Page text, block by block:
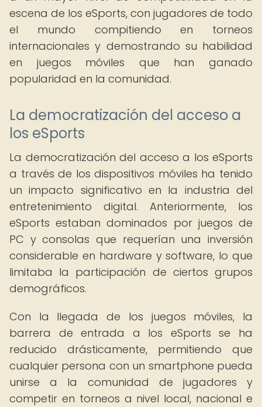
escena de los eSports, con jugadores de todo
el mundo compitiendo en torneos
internacionales y demostrando su habilidad
en juegos móviles que han ganado
popularidad en la comunidad.
La democratización del acceso a
los eSports
La democratización del acceso a los eSports
a través de los dispositivos móviles ha tenido
un impacto significativo en la industria del
entretenimiento digital. Anteriormente, los
eSports estaban dominados por juegos de
PC y consolas que requerían una inversión
considerable en hardware y software, lo que
limitaba la participación de ciertos grupos
demográficos.
Con la llegada de los juegos móviles, la
barrera de entrada a los eSports se ha
reducido drásticamente, permitiendo que
cualquier persona con un smartphone pueda
unirse a la comunidad de jugadores y
competir en torneos a nivel local, nacional e